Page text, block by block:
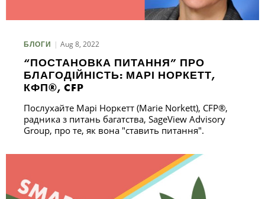
БЛОГИ Aug 8, 2022
“ПОСТАНОВКА ПИТАННЯ” ПРО
БЛАГОДІЙНІСТЬ: МАРІ НОРКЕТТ,
КФП®, CFP
Послухайте Марі Норкетт (Marie Norkett), CFP®,
радника з питань багатства, SageView Advisory
Group, про те, як вона "ставить питання".